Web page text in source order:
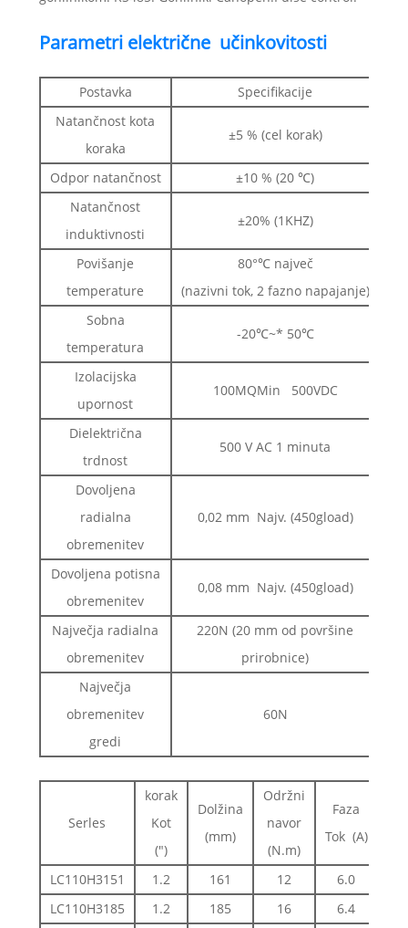
Parametri električne učinkovitosti
Postavka
Specifikacije
Natančnost kota
koraka
±5 % (cel korak)
Odpor natančnost
±10 % (20 ℃)
Natančnost
induktivnosti
±20% (1KHZ)
Povišanje
temperature
80°℃ največ
(nazivni tok, 2 fazno napajanje)
Sobna
temperatura
-20℃~* 50℃
Izolacijska
upornost
100MQMin 500VDC
Dielektrična
trdnost
500 V AC 1 minuta
Dovoljena
radialna
obremenitev
0,02 mm Najv. (450gload)
Dovoljena potisna
obremenitev
0,08 mm Najv. (450gload)
Največja radialna
obremenitev
220N (20 mm od površine
prirobnice)
Največja
obremenitev
gredi
60N
Serles
korak
Kot
(")
Dolžina
(mm)
Održni
navor
(N.m)
Faza
Tok (A)
LC110H3151
1.2 161 12 6.0
LC110H3185
1.2 185 16 6.4